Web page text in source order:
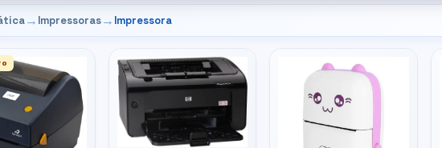
→ Impressoras→ Impressora